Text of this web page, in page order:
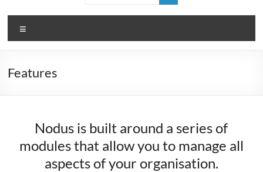
Logiciel
PME
Features
Nodus is built around a series of
modules that allow you to manage all
aspects of your organisation.